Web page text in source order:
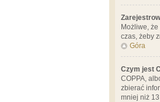
Możliwe,
czas, żeby
Góra
Czym jest
COPPA,
zbierać
mniej niż